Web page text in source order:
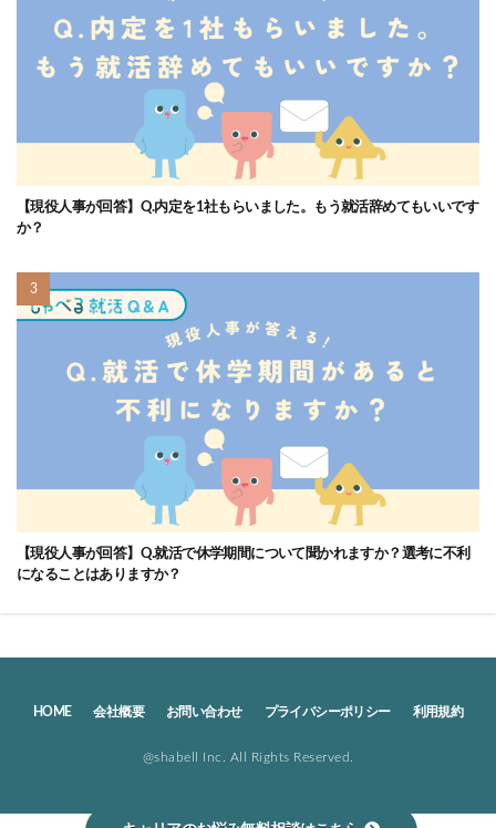
【現役人事が回答】Q.内定を1社もらいました。もう就活辞めてもいいです
か？
【現役人事が回答】Q.就活で休学期間について聞かれますか？選考に不利
になることはありますか？
HOME 会社概要 お問い合わせ プライバシーポリシー 利用規約
@shabell Inc. All Rights Reserved.